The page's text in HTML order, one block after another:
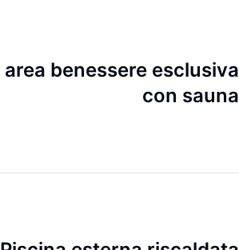
area benessere esclusiva
con sauna